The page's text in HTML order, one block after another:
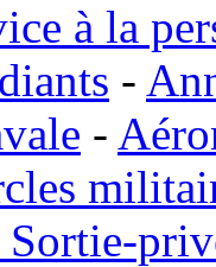
à la
-
-